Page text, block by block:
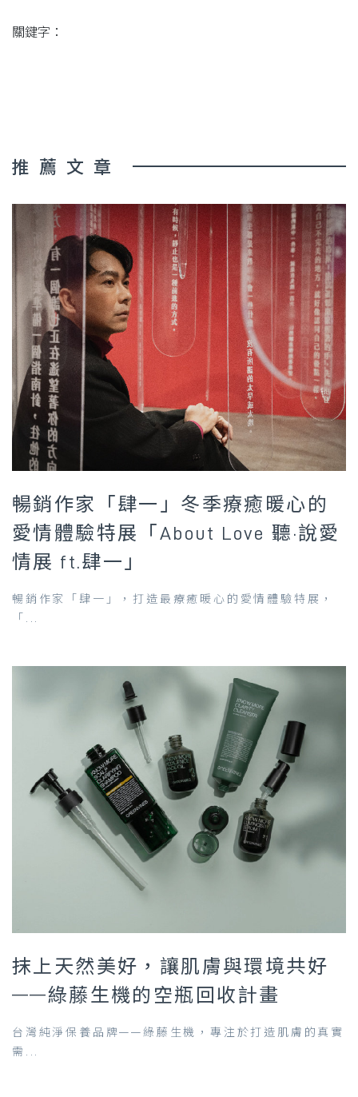
關鍵字：
推薦文章
暢銷作家「肆一」冬季療癒暖心的
愛情體驗特展「About Love 聽·說愛
情展 ft.肆一」
暢銷作家「肆一」，打造最療癒暖心的愛情體驗特展，
「...
抹上天然美好，讓肌膚與環境共好
——綠藤生機的空瓶回收計畫
台灣純淨保養品牌——綠藤生機，專注於打造肌膚的真實
需...